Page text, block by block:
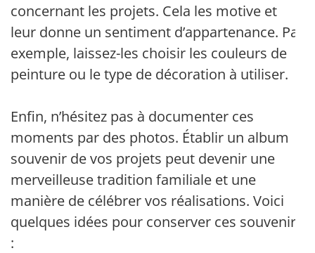
concernant les projets. Cela les motive et
leur donne un sentiment d’appartenance. Par
exemple, laissez-les choisir les couleurs de
peinture ou le type de décoration à utiliser.
Enfin, n’hésitez pas à documenter ces
moments par des photos. Établir un album
souvenir de vos projets peut devenir une
merveilleuse tradition familiale et une
manière de célébrer vos réalisations. Voici
quelques idées pour conserver ces souvenirs
: